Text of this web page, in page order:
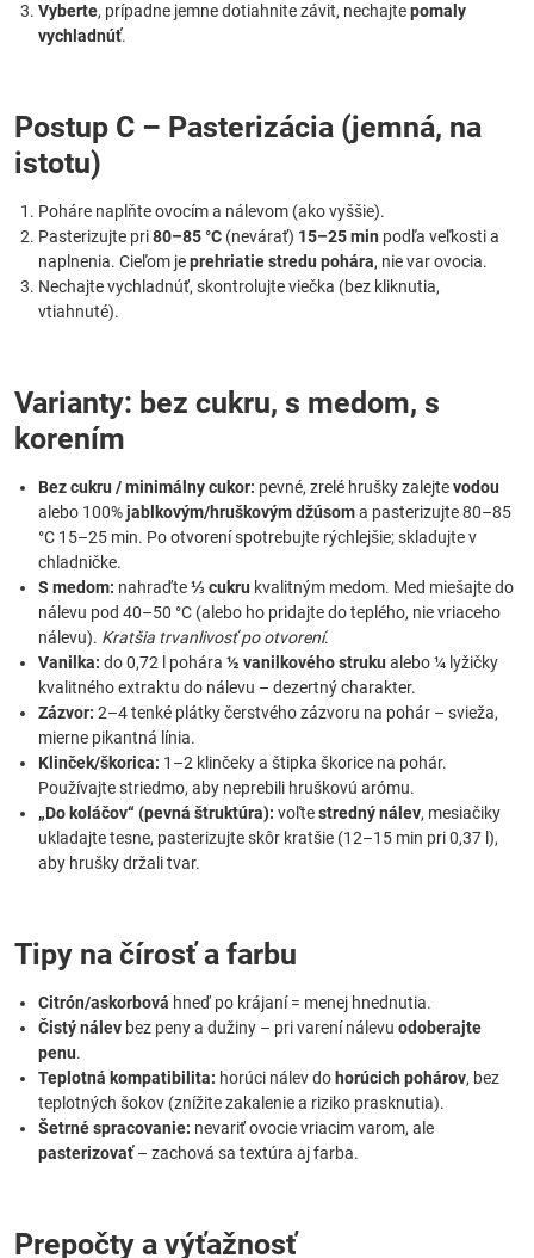
Vyberte, prípadne jemne dotiahnite závit, nechajtepomaly
vychladnúť.
Postup C – Pasterizácia (jemná, na
istotu)
Poháre naplňte ovocím a nálevom (ako vyššie).
Pasterizujte pri80–85 °C (nevárať) 15–25 min podľa veľkosti a
naplnenia. Cieľom jeprehriatie stredu pohára, nie var ovocia.
Nechajte vychladnúť, skontrolujte viečka (bez kliknutia,
vtiahnuté).
Varianty: bez cukru, s medom, s
korením
Bez cukru / minimálny cukor: pevné, zrelé hrušky zalejtevodou
alebo 100%jablkovým/hruškovým džúsoma pasterizujte 80–85
°C 15–25 min. Po otvorení spotrebujte rýchlejšie; skladujte v
chladničke.
S medom: nahraďte⅓ cukru kvalitným medom. Med miešajte do
nálevu pod 40–50 °C (alebo ho pridajte do teplého, nie vriaceho
nálevu). Kratšia trvanlivosť po otvorení.
Vanilka: do 0,72 l pohára ½ vanilkového struku alebo ¼ lyžičky
kvalitného extraktu do nálevu – dezertný charakter.
Zázvor: 2–4 tenké plátky čerstvého zázvoru na pohár – svieža,
mierne pikantná línia.
Klinček/škorica: 1–2 klinčeky a štipka škorice na pohár.
Používajte striedmo, aby neprebili hruškovú arómu.
„Do koláčov“ (pevná štruktúra): voľtestredný nálev, mesiačiky
ukladajte tesne, pasterizujte skôr kratšie (12–15 min pri 0,37 l),
aby hrušky držali tvar.
Tipy na čírosť a farbu
Citrón/askorbová hneď po krájaní = menej hnednutia.
Čistý nálev bez peny a dužiny – pri varení nálevu odoberajte
penu.
Teplotná kompatibilita: horúci nálev do horúcich pohárov, bez
teplotných šokov (znížite zakalenie a riziko prasknutia).
Šetrné spracovanie: nevariť ovocie vriacim varom, ale
pasterizovať– zachová sa textúra aj farba.
Prepočty a výťažnosť